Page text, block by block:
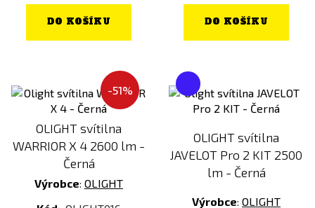
DO KOŠÍKU DO KOŠÍKU
-51%
OLIGHT svítilna
WARRIOR X 4 2600 lm -
Černá
Výrobce: OLIGHT
OLIGHT svítilna
JAVELOT Pro 2 KIT 2500
lm - Černá
Výrobce: OLIGHT